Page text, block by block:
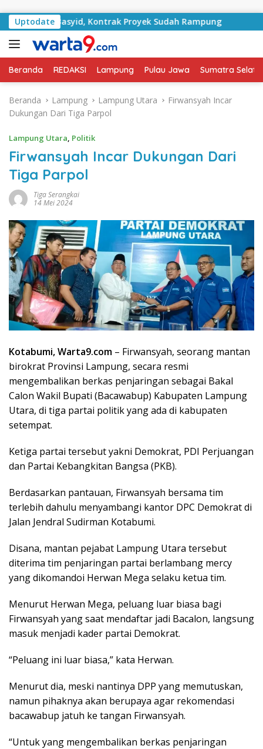
Uptodate
Basyid, Kontrak Proyek Sudah Rampung
Beranda REDAKSI Lampung Pulau Jawa Sumatra
Beranda Lampung Lampung Utara
Firwansyah Incar
Dukungan Dari Tiga Parpol
Lampung Utara, Politik
Firwansyah Incar Dukungan Dari
Tiga Parpol
Tiga Serangkai
14 Mei 2024
Kotabumi, Warta9.com – Firwansyah, seorang mantan
birokrat Provinsi Lampung, secara resmi
mengembalikan berkas penjaringan sebagai Bakal
Calon Wakil Bupati (Bacawabup) Kabupaten Lampung
Utara, di tiga partai politik yang ada di kabupaten
setempat.
Ketiga partai tersebut yakni Demokrat, PDI Perjuangan
dan Partai Kebangkitan Bangsa (PKB).
Berdasarkan pantauan, Firwansyah bersama tim
terlebih dahulu menyambangi kantor DPC Demokrat di
Jalan Jendral Sudirman Kotabumi.
Disana, mantan pejabat Lampung Utara tersebut
diterima tim penjaringan partai berlambang mercy
yang dikomandoi Herwan Mega selaku ketua tim.
Menurut Herwan Mega, peluang luar biasa bagi
Firwansyah yang saat mendaftar jadi Bacalon, langsung
masuk menjadi kader partai Demokrat.
“Peluang ini luar biasa,” kata Herwan.
Menurut dia, meski nantinya DPP yang memutuskan,
namun pihaknya akan berupaya agar rekomendasi
bacawabup jatuh ke tangan Firwansyah.
“Untuk yang mengembalikan berkas penjaringan